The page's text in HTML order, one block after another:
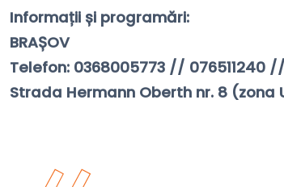
Informații și programări:
BRAȘOV
Telefon: 0368005773 // 076511240
Strada Hermann Oberth nr. 8